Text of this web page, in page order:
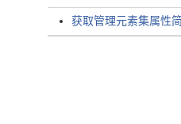
获取管理元素集属性